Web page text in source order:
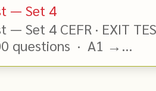
— Set 4
— Set 4 CEFR · EXIT
questions · A1 →...